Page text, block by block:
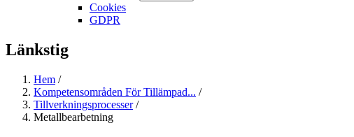
Cookies
GDPR
Länkstig
Hem /
Kompetensområden För Tillämpad... /
Tillverkningsprocesser /
Metallbearbetning